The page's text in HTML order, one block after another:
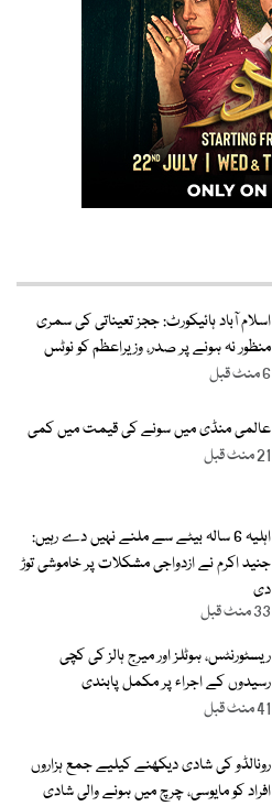
اسلام آباد ہائیکورٹ: ججز تعیناتی کی سمری
منظور نہ ہونے پر صدر، وزیراعظم کو نوٹس
6 منٹ قبل
عالمی منڈی میں سونے کی قیمت میں کمی
21 منٹ قبل
اہلیہ 6 سالہ بیٹے سے ملنے نہیں دے رہیں:
جنید اکرم نے ازدواجی مشکلات پر خاموشی توڑ
دی
33 منٹ قبل
ریسٹورنٹس، ہوٹلز اور میرج ہالز کی کچی
رسیدوں کے اجراء پر مکمل پابندی
41 منٹ قبل
رونالڈو کی شادی دیکھنے کیلیے جمع ہزاروں
افراد کو مایوسی، چرچ میں ہونے والی شادی